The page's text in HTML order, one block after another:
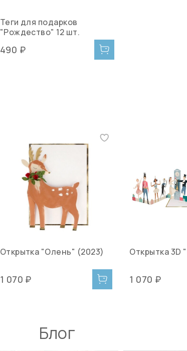
Теги для подарков
"Рождество" 12 шт.
490 ₽
Открытка "Олень" (2023)
1 070 ₽
Открытка 3D
1 070 ₽
Блог